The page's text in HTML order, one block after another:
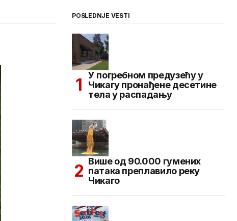
POSLEDNJE VESTI
У погребном предузећу у
Чикагу пронађене десетине
тела у распадању
Више од 90.000 гумених
патака преплавило реку
Чикаго